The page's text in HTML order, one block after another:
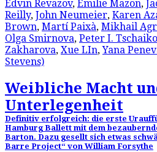
Edvin Revazov, Emilie Mazon,
Reilly, John Neumeier, Karen
Brown, Martí Paixà, Mikhail
Olga Smirnova, Peter I.
Zakharova, Xue LIn,Yana
Stevens)
Weibliche Macht
Unterlegenheit
Definitiv erfolgreich: die erste
Hamburg Ballett mit dem
Barton. Dazu gesellt sich etwas
Barre Project“ von William Forsythe